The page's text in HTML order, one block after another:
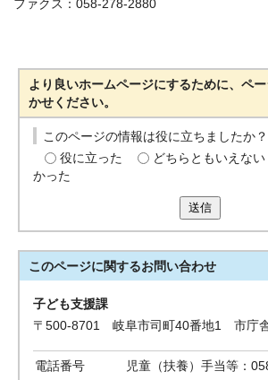
ファクス：058-278-2880
より良いホームページにするために、ペ
かせください。
このページの情報は役に立ちましたか？
役に立った
どちらともいえない
かった
送信
このページに関するお問い合わせ
子ども支援課
〒500-8701 岐阜市司町40番地1 市庁
電話番号
児童（扶養）手当等：